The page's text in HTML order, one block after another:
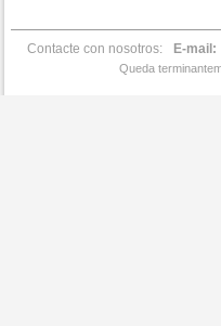
Contacte con nosotros: E-mail:
Queda